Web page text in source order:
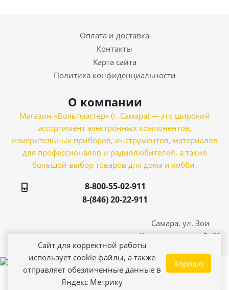
Оплата и доставка
Контакты
Карта сайта
Политика конфиденциальности
О компании
Магазин «Вольтмастер» (г. Самара) — это широкий
ассортимент электронных компонентов,
измерительных приборов, инструментов, материалов
для профессионалов и радиолюбителей, а также
большой выбор товаров для дома и хобби.
8-800-55-02-911
8-(846) 20-22-911
Самара, ул. Зои
Космодемьянской, 21
Сайт для корректной работы
использует cookie файлы, а также
отправляет обезличенные данные в
Яндекс Метрику
Хорошо